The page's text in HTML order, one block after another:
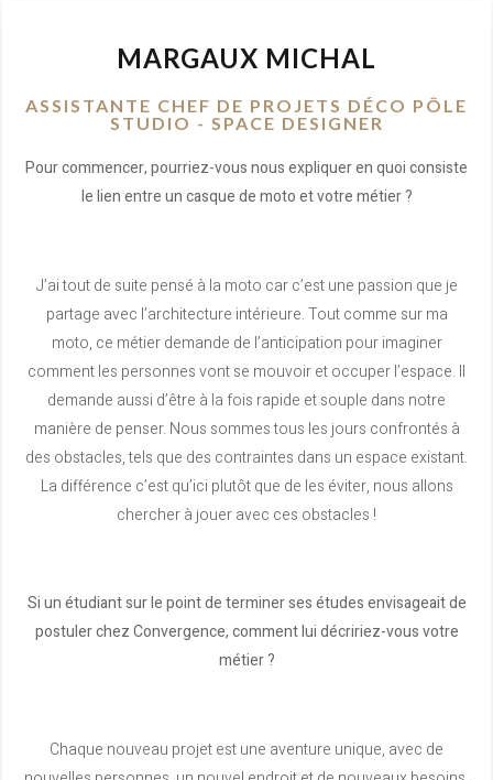
MARGAUX MICHAL
ASSISTANTE CHEF DE PROJETS DÉCO PÔLE
STUDIO - SPACE DESIGNER
Pour commencer, pourriez-vous nous expliquer en quoi consiste
le lien entre un casque de moto et votre métier ?
J’ai tout de suite pensé à la moto car c’est une passion que je
partage avec l’architecture intérieure. Tout comme sur ma
moto, ce métier demande de l’anticipation pour imaginer
comment les personnes vont se mouvoir et occuper l’espace. Il
demande aussi d’être à la fois rapide et souple dans notre
manière de penser. Nous sommes tous les jours confrontés à
des obstacles, tels que des contraintes dans un espace existant.
La différence c’est qu’ici plutôt que de les éviter, nous allons
chercher à jouer avec ces obstacles !
Si un étudiant sur le point de terminer ses études envisageait de
postuler chez Convergence, comment lui décririez-vous votre
métier ?
Chaque nouveau projet est une aventure unique, avec de